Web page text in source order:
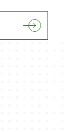
型サイクル
ら、森と暮ら